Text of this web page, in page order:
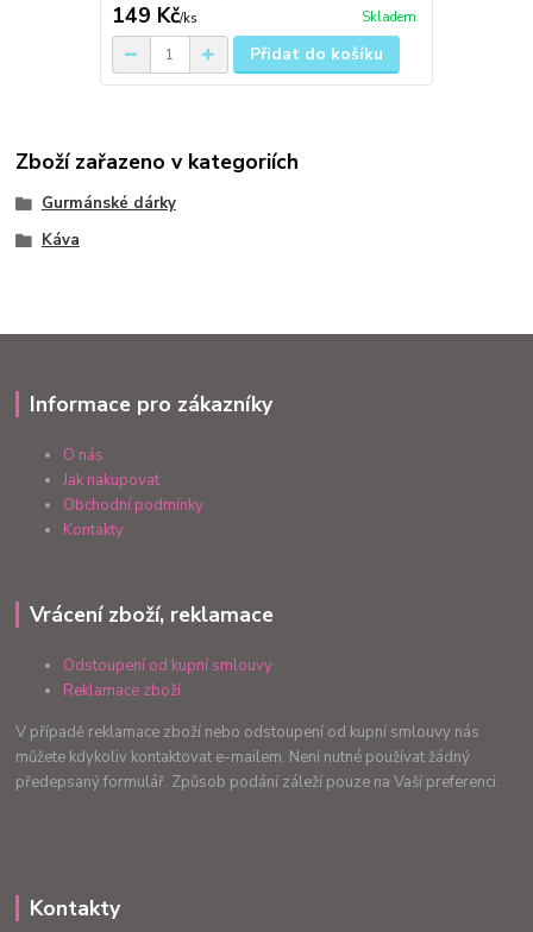
149 Kč/ks Skladem
Přidat do košíku
Zboží zařazeno v kategoriích
Gurmánské dárky
Káva
Informace pro zákazníky
O nás
Jak nakupovat
Obchodní podmínky
Kontakty
Vrácení zboží, reklamace
Odstoupení od kupní smlouvy
Reklamace zboží
V případě reklamace zboží nebo odstoupení od kupní smlouvy nás
můžete kdykoliv kontaktovat e-mailem. Není nutné používat žádný
předepsaný formulář. Způsob podání záleží pouze na Vaší preferenci.
Kontakty